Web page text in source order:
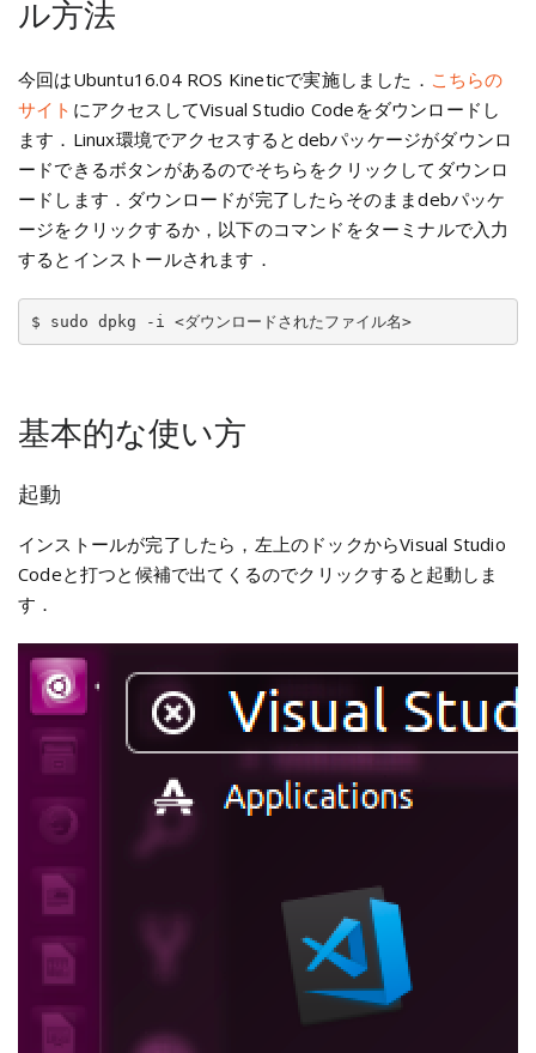
ル方法
今回はUbuntu16.04 ROS Kineticで実施しました． こちらの
サイト にアクセスしてVisual Studio Codeをダウンロードし
ます．Linux環境でアクセスするとdebパッケージがダウンロ
ードできるボタンがあるのでそちらをクリックしてダウンロ
ードします．ダウンロードが完了したらそのままdebパッケ
ージをクリックするか，以下のコマンドをターミナルで入力
するとインストールされます．
$ sudo dpkg -i <ダウンロードされたファイル名>
基本的な使い方
起動
インストールが完了したら，左上のドックからVisual Studio
Codeと打つと候補で出てくるのでクリックすると起動しま
す．